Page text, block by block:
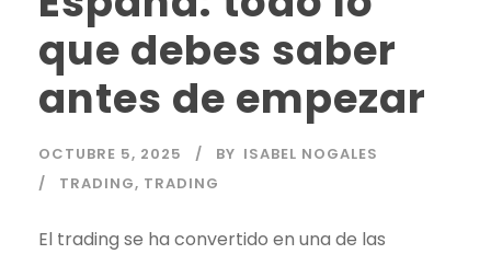
que debes saber
antes de empezar
OCTUBRE 5, 2025 BY ISABEL NOGALES
TRADING, TRADING
El trading se ha convertido en una de las